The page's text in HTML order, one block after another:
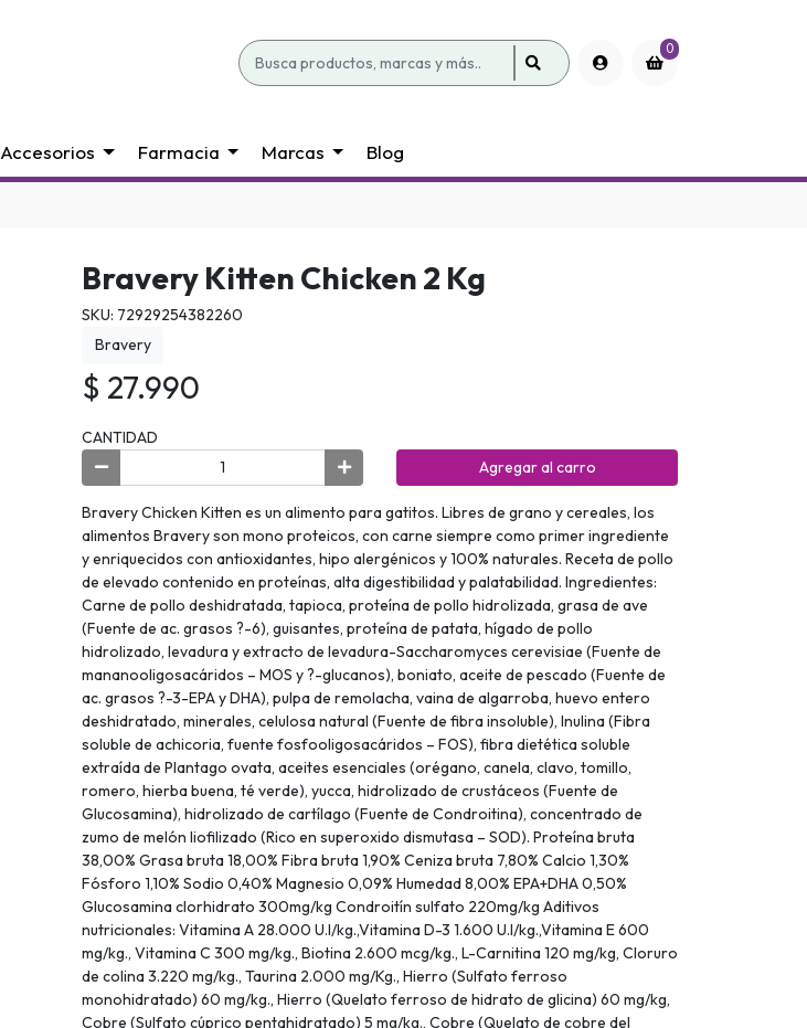
0
Accesorios Farmacia Marcas Blog
Bravery Kitten Chicken 2 Kg
SKU: 72929254382260
Bravery
$ 27.990
CANTIDAD
Agregar al carro
Bravery Chicken Kitten es un alimento para gatitos. Libres de grano y cereales, los
alimentos Bravery son mono proteicos, con carne siempre como primer ingrediente
y enriquecidos con antioxidantes, hipo alergénicos y 100% naturales. Receta de pollo
de elevado contenido en proteínas, alta digestibilidad y palatabilidad. Ingredientes:
Carne de pollo deshidratada, tapioca, proteína de pollo hidrolizada, grasa de ave
(Fuente de ac. grasos ?-6), guisantes, proteína de patata, hígado de pollo
hidrolizado, levadura y extracto de levadura-Saccharomyces cerevisiae (Fuente de
mananooligosacáridos – MOS y ?-glucanos), boniato, aceite de pescado (Fuente de
ac. grasos ?-3-EPA y DHA), pulpa de remolacha, vaina de algarroba, huevo entero
deshidratado, minerales, celulosa natural (Fuente de fibra insoluble), Inulina (Fibra
soluble de achicoria, fuente fosfooligosacáridos – FOS), fibra dietética soluble
extraída de Plantago ovata, aceites esenciales (orégano, canela, clavo, tomillo,
romero, hierba buena, té verde), yucca, hidrolizado de crustáceos (Fuente de
Glucosamina), hidrolizado de cartílago (Fuente de Condroitina), concentrado de
zumo de melón liofilizado (Rico en superoxido dismutasa – SOD). Proteína bruta
38,00% Grasa bruta 18,00% Fibra bruta 1,90% Ceniza bruta 7,80% Calcio 1,30%
Fósforo 1,10% Sodio 0,40% Magnesio 0,09% Humedad 8,00% EPA+DHA 0,50%
Glucosamina clorhidrato 300mg/kg Condroitín sulfato 220mg/kg Aditivos
nutricionales: Vitamina A 28.000 U.I/kg.,Vitamina D-3 1.600 U.I/kg.,Vitamina E 600
mg/kg., Vitamina C 300 mg/kg., Biotina 2.600 mcg/kg., L-Carnitina 120 mg/kg, Cloruro
de colina 3.220 mg/kg., Taurina 2.000 mg/Kg., Hierro (Sulfato ferroso
monohidratado) 60 mg/kg., Hierro (Quelato ferroso de hidrato de glicina) 60 mg/kg,
Cobre (Sulfato cúprico pentahidratado) 5 mg/kg., Cobre (Quelato de cobre del